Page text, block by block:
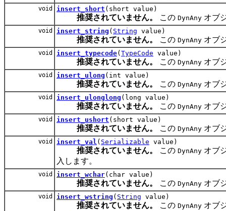
void insert_short (short value)
推奨されていません。 この DynAny オブ
void insert_string ( String value)
推奨されていません。 この DynAny オブ
void insert_typecode( TypeCode value)
推奨されていません。 この DynAny オブ
void insert_ulong (int value)
推奨されていません。 この DynAny オブ
void insert_ulonglong (long value)
推奨されていません。 この DynAny オブ
void insert_ushort (short value)
推奨されていません。 この DynAny オブ
void insert_val ( Serializable value)
推奨されていません。 この DynAny オブ
入します。
void insert_wchar(char value)
推奨されていません。 この DynAny オブ
void insert_wstring ( String value)
推奨されていません。 この DynAny オブ